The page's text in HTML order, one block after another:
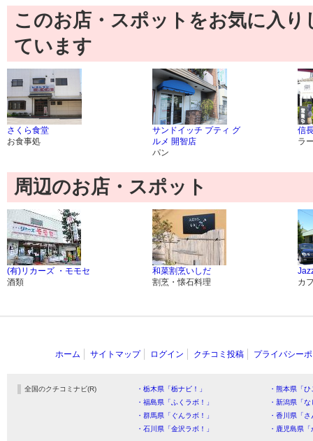
このお店・スポットをお気に入
ています
さくら食堂
お食事処
サンドイッチ プティ グ
ルメ 開智店
パン
信
ラ
周辺のお店・スポット
(有)リカーズ ・モモセ
酒類
和菜割烹いしだ
割烹・懐石料理
カ
ホーム サイトマップ ログイン クチコミ投稿 プライバシー
全国のクチコミナビ(R) ・栃木県「栃ナビ！」
・熊本県「
・福島県「ふくラボ！」
・新潟県「
・群馬県「ぐんラボ！」
・香川県「
・石川県「金沢ラボ！」
・鹿児島県